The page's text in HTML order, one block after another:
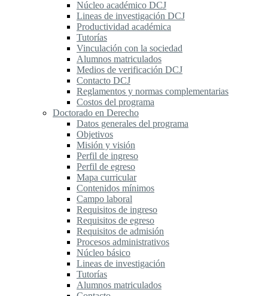
Núcleo académico DCJ
Lineas de investigación DCJ
Productividad académica
Tutorías
Vinculación con la sociedad
Alumnos matriculados
Medios de verificación DCJ
Contacto DCJ
Reglamentos y normas complementarias
Costos del programa
Doctorado en Derecho
Datos generales del programa
Objetivos
Misión y visión
Perfil de ingreso
Perfil de egreso
Mapa curricular
Contenidos mínimos
Campo laboral
Requisitos de ingreso
Requisitos de egreso
Requisitos de admisión
Procesos administrativos
Núcleo básico
Lineas de investigación
Tutorías
Alumnos matriculados